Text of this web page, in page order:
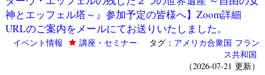
神とエッフェル塔～』参加予定の皆様へ】Zoom詳細
URLのご案内をメールにてお送りいたしました。
イベント情報 講座・セミナー タグ： アメリカ合衆国 フラン
ス共和国
（2026-07-21 更新）